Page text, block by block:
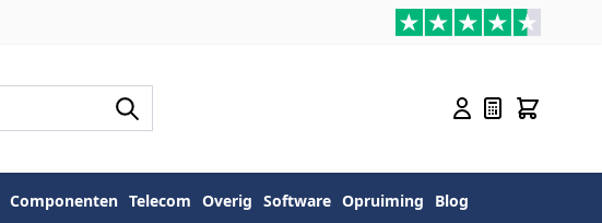
Componenten Telecom Overig Software Opruiming Blog